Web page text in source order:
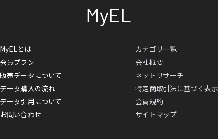
MyELとは
会員プラン
販売データについて
データ購入の流れ
データ引用について
お問い合わせ
カテゴリ一覧
会社概要
ネットリサーチ
特定商取引法に基づく表示
会員規約
サイトマップ